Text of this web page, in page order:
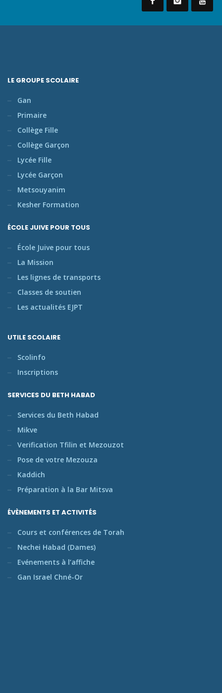
LE GROUPE SCOLAIRE
Gan
Primaire
Collège Fille
Collège Garçon
Lycée Fille
Lycée Garçon
Metsouyanim
Kesher Formation
ÉCOLE JUIVE POUR TOUS
École Juive pour tous
La Mission
Les lignes de transports
Classes de soutien
Les actualités EJPT
UTILE SCOLAIRE
Scolinfo
Inscriptions
SERVICES DU BETH HABAD
Services du Beth Habad
Mikve
Verification Tfilin et Mezouzot
Pose de votre Mezouza
Kaddich
Préparation à la Bar Mitsva
ÉVÈNEMENTS ET ACTIVITÉS
Cours et conférences de Torah
Nechei Habad (Dames)
Evénements à l’affiche
Gan Israel Chné-Or